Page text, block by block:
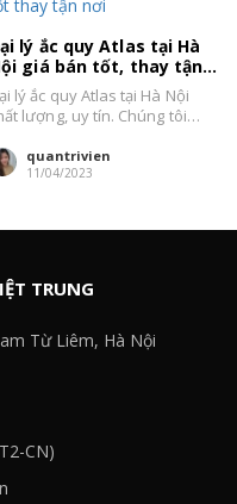
lý ắc quy Atlas tại Hà
giá bán tốt, thay tận
uy tín
lý ắc quy Atlas tại Hà Nội
lượng, uy tín. Chúng tôi
quantrivien
11/04/2023
TRUNG
Từ Liêm, Hà Nội
CN)